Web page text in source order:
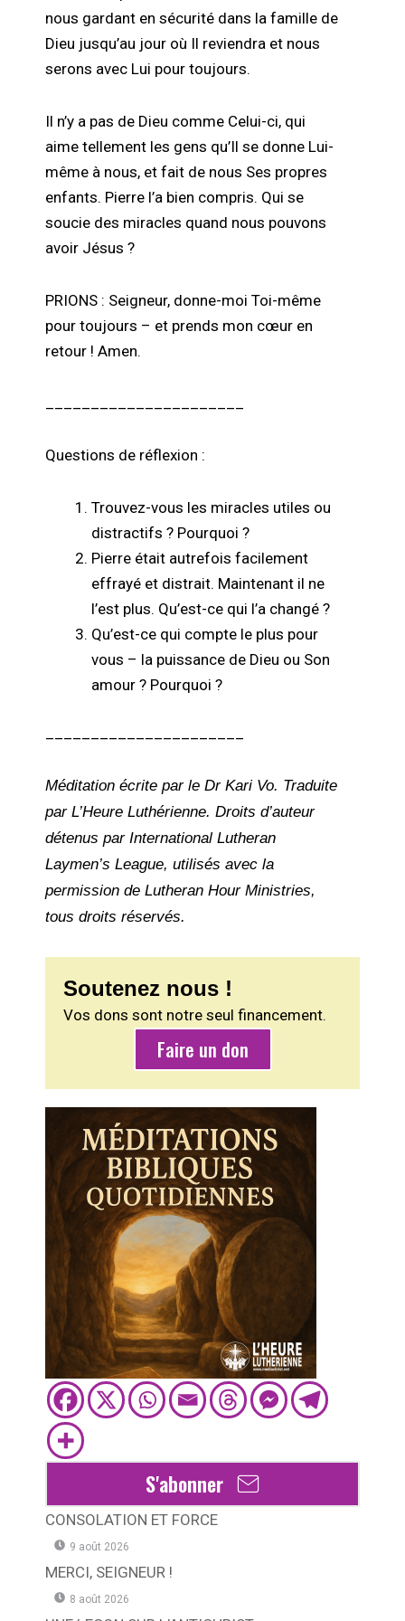
nous gardant en sécurité dans la famille de
Dieu jusqu’au jour où Il reviendra et nous
serons avec Lui pour toujours.
Il n’y a pas de Dieu comme Celui-ci, qui
aime tellement les gens qu’Il se donne Lui-
même à nous, et fait de nous Ses propres
enfants. Pierre l’a bien compris. Qui se
soucie des miracles quand nous pouvons
avoir Jésus ?
PRIONS : Seigneur, donne-moi Toi-même
pour toujours – et prends mon cœur en
retour ! Amen.
Questions de réflexion :
Trouvez-vous les miracles utiles ou
distractifs ? Pourquoi ?
Pierre était autrefois facilement
effrayé et distrait. Maintenant il ne
l’est plus. Qu’est-ce qui l’a changé ?
Qu’est-ce qui compte le plus pour
vous – la puissance de Dieu ou Son
amour ? Pourquoi ?
Méditation écrite par le Dr Kari Vo. Traduite
par L’Heure Luthérienne. Droits d’auteur
détenus par International Lutheran
Laymen’s League, utilisés avec la
permission de Lutheran Hour Ministries,
tous droits réservés.
Soutenez nous !
Vos dons sont notre seul financement.
Faire un don
S'abonner
CONSOLATION ET FORCE
9 août 2026
MERCI, SEIGNEUR !
8 août 2026